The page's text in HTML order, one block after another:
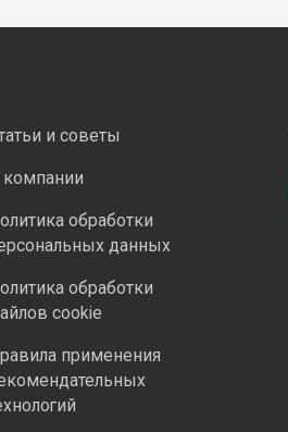
и советы
обработки
данных
обработки
cookie
применения